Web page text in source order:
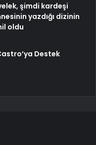
şimdi kardeşi
yazdığı dizinin
oldu
Destek